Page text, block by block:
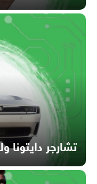
تشارجر دايتونا